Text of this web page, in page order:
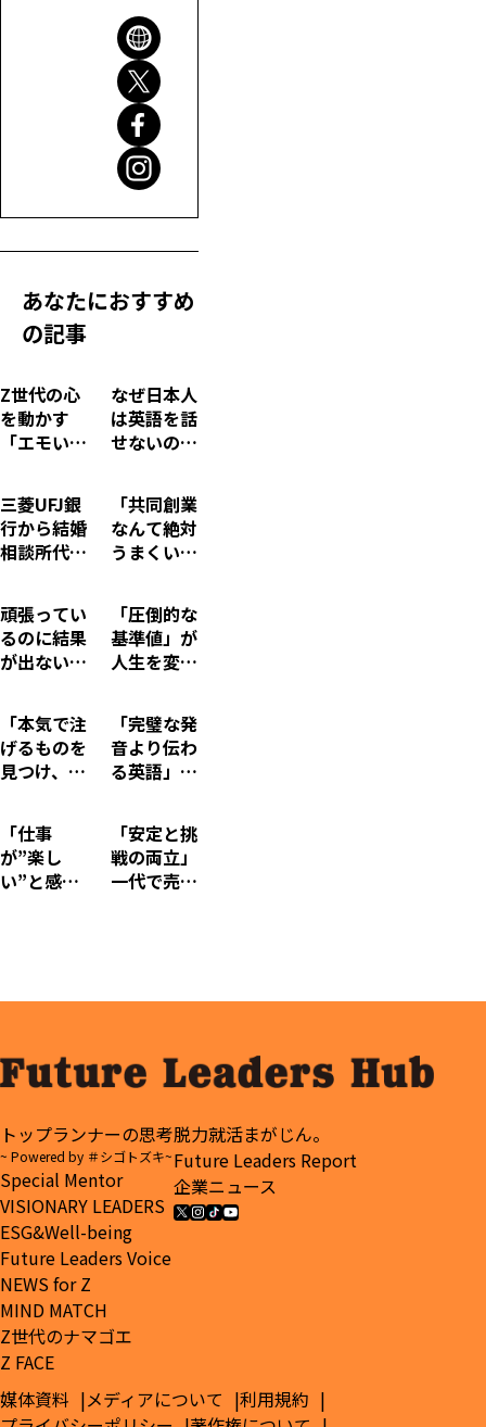
あなたにおすすめ
の記事
Z世代の心
を動かす
「エモい」
体。“心を
動かすアイ
デア”はど
う生まれる
集後記】
なぜ日本人
は英語を話
せないの
教育のプロ
が明かす
「シャイな
人ほど英語
く」驚きの
理由
三菱UFJ銀
行から結婚
相談所代表
千尋氏が明
かす「好き
なこと」
「得意なこ
になるこ
と」の交差
点の見つけ
「共同創業
なんて絶対
うまくいか
われ続けた
が若手経営
者が、資本
金10万円
高180億円
企業”を作
るまで
頑張ってい
るのに結果
が出ないの
理」ではな
く「不合
理」かもし
れない【編
「圧倒的な
基準値」が
人生を変え
達人社長が
語る『北の
国から』に
惹かれ、北
での創業ス
トーリー
「本気で注
げるものを
見つけ、リ
きる仲間と
出会う」L
uup創業者
が20代に
「完璧な発
音より伝わ
る英語」ア
恥をかい
た“孫正義
の右腕”が
5か月で英
「仕事
が”楽し
い”と感じ
かす“ハー
て選ぶワケ
「安定と挑
戦の両立」
一代で売上
キャリア選
トップランナーの思考
~ Powered by ＃シゴトズキ~
Special Mentor
VISIONARY LEADERS
ESG&Well-being
Future Leaders Voice
NEWS for Z
MIND MATCH
Z世代のナマゴエ
Z FACE
脱力就活まがじん。
Future Leaders Report
企業ニュース
媒体資料 メディアについて
利用規約